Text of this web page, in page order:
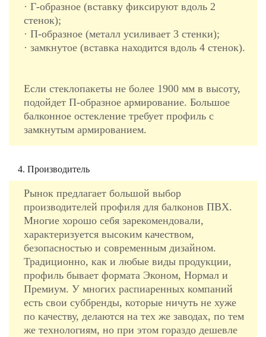
· Г-образное (вставку фиксируют вдоль 2
стенок);
· П-образное (металл усиливает 3 стенки);
· замкнутое (вставка находится вдоль 4 стенок).
Если стеклопакеты не более 1900 мм в высоту,
подойдет П-образное армирование. Большое
балконное остекление требует профиль с
замкнутым армированием.
4. Производитель
Рынок предлагает большой выбор
производителей профиля для балконов ПВХ.
Многие хорошо себя зарекомендовали,
характеризуется высоким качеством,
безопасностью и современным дизайном.
Традиционно, как и любые виды продукции,
профиль бывает формата Эконом, Нормал и
Премиум. У многих распиаренных компаний
есть свои суббренды, которые ничуть не хуже
по качеству, делаются на тех же заводах, по тем
же технологиям, но при этом гораздо дешевле